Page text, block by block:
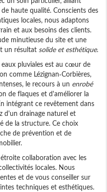
haute qualité. Conscients des
locales, nous adaptons
et aux besoins des clients.
minutieuse du site et une
un résultat solide et esthétique.
pluviales est au cœur de
comme Lézignan-Corbières,
le recours à un enrobé
de flaques et d'améliorer la
intégrant ce revêtement dans
d'un drainage naturel et
de la structure. Ce choix
de prévention et de
collaboration avec les
locales. Nous
et de vous conseiller sur
techniques et esthétiques.